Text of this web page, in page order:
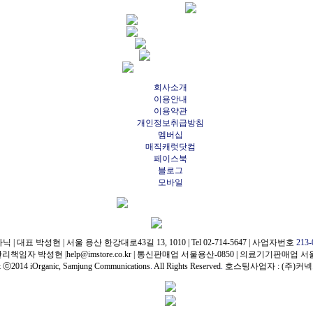
회사소개
이용안내
이용약관
개인정보취급방침
멤버십
매직캐럿닷컴
페이스북
블로그
모바일
닉 대표 박성현 서울 용산 한강대로43길 13, 1010 Tel 02-714-5647 사업자번호
책임자 박성현 help@imstore.co.kr 통신판매업 서울용산-0850
의료기기판매업 서
ⓒ2014 iOrganic, Samjung Communications. All Rights Reserved. 호스팅사업자 : (주)커